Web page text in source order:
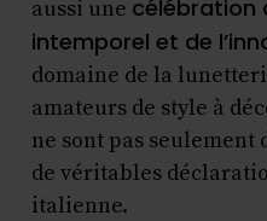
aussi une célébration
intemporel et de
domaine de la
amateurs de style à
ne sont pas seulement
de véritables
italienne.